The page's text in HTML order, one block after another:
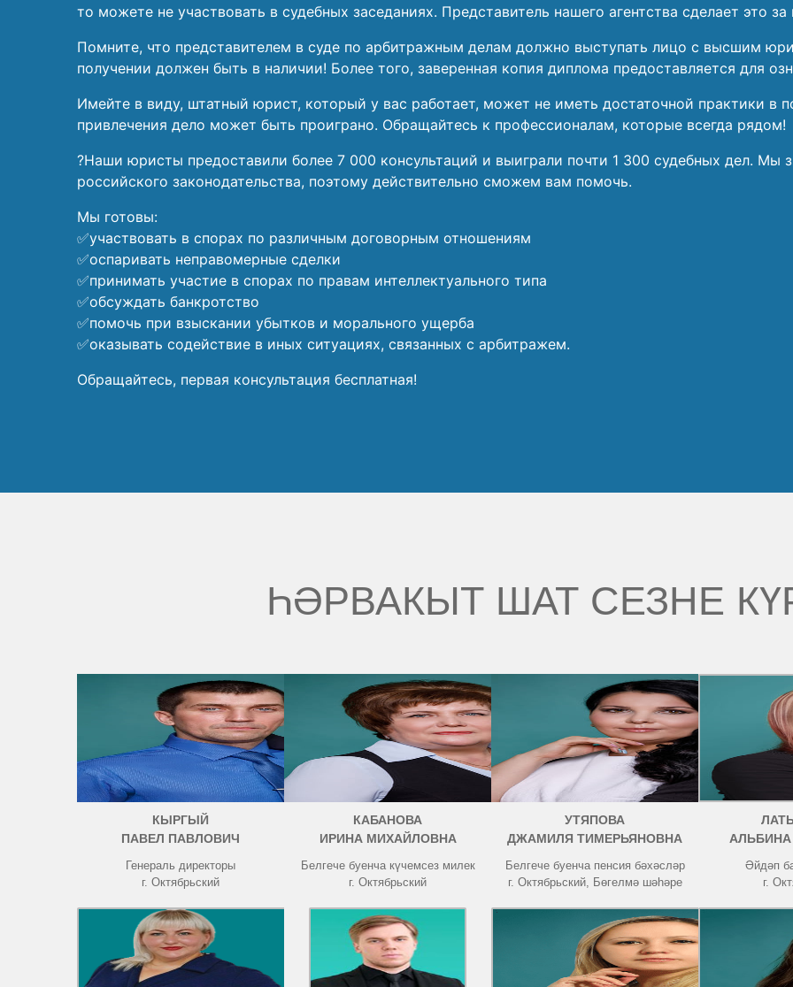
то можете не участвовать в судебных заседаниях. Представитель нашего агентства сделает это за
Помните, что представителем в суде по арбитражным делам должно выступать лицо с высшим
получении должен быть в наличии! Более того, заверенная копия диплома предоставляется для
Имейте в виду, штатный юрист, который у вас работает, может не иметь достаточной практики в
привлечения дело может быть проиграно. Обращайтесь к профессионалам, которые всегда рядом!
?Наши юристы предоставили более 7 000 консультаций и выиграли почти 1 300 судебных дел. Мы
российского законодательства, поэтому действительно сможем вам помочь.
Мы готовы:
✅участвовать в спорах по различным договорным отношениям
✅оспаривать неправомерные сделки
✅принимать участие в спорах по правам интеллектуального типа
✅обсуждать банкротство
✅помочь при взыскании убытков и морального ущерба
✅оказывать содействие в иных ситуациях, связанных с арбитражем.
Обращайтесь, первая консультация бесплатная!
ҺӘРВАКЫТ ШАТ СЕЗНЕ
КЫРГЫЙ
ПАВЕЛ ПАВЛОВИЧ
Генераль директоры
г. Октябрьский
КАБАНОВА
ИРИНА МИХАЙЛОВНА
Белгече буенча күчемсез милек
г. Октябрьский
УТЯПОВА
ДЖАМИЛЯ ТИМЕРЬЯНОВНА
Белгече буенча пенсия бәхәсләр
г. Октябрьский, Бөгелмә шәһәре
Әйдәп
г.